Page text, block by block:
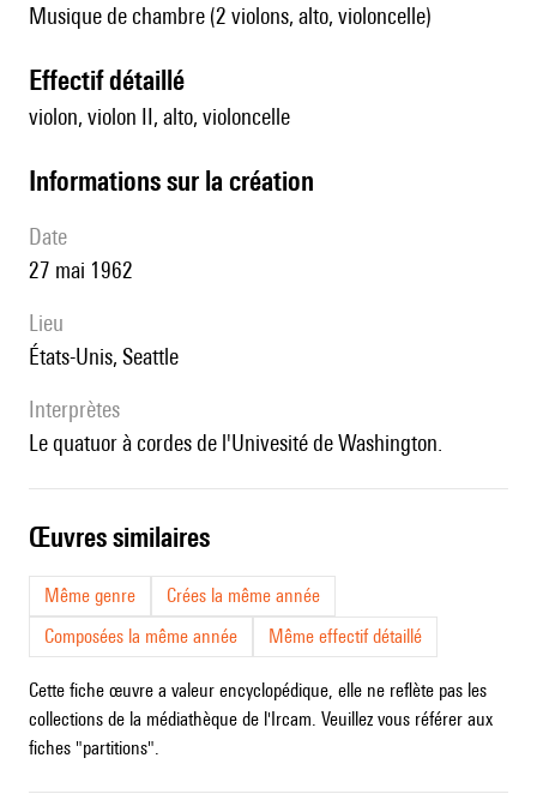
Musique de chambre (2 violons, alto, violoncelle)
effectif détaillé
violon, violon II, alto, violoncelle
informations sur la création
date
27 mai 1962
lieu
États-Unis, Seattle
interprètes
le quatuor à cordes de l'Univesité de Washington.
œuvres similaires
Même genre
Crées la même année
Composées la même année
Même effectif détaillé
Cette fiche œuvre a valeur encyclopédique, elle ne reflète pas les
collections de la médiathèque de l'Ircam. Veuillez vous référer aux
fiches "partitions".